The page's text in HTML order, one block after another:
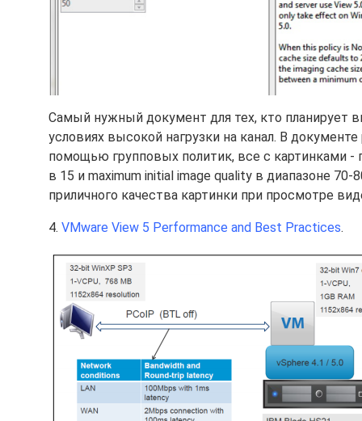
Самый нужный документ для тех, кто планирует
условиях высокой нагрузки на канал. В
помощью групповых политик, все с картинками -
в 15 и maximum initial image quality в диапазоне
приличного качества картинки при просмотре
4. VMware View 5 Performance and Best Practices.